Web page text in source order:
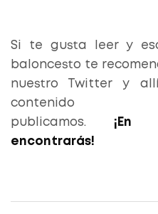
Si te gusta leer y
baloncesto te
nuestro Twitter y
publicamos. ¡En
encontrarás!